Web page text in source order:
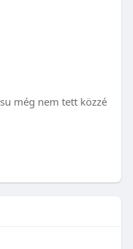
még nem tett közzé